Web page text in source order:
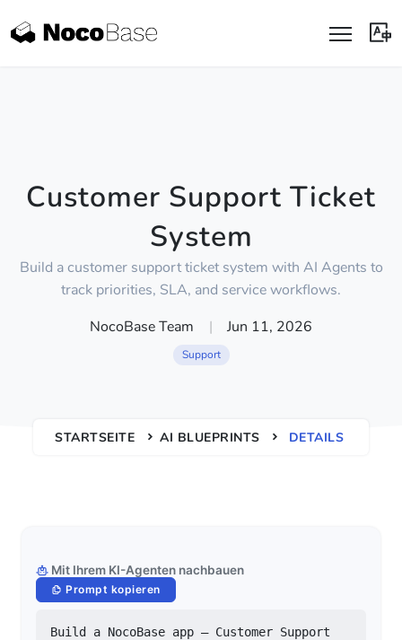
Customer Support Ticket
System
Build a customer support ticket system with AI Agents to
track priorities, SLA, and service workflows.
NocoBase Team
| Jun 11, 2026
Support
STARTSEITE AI BLUEPRINTS DETAILS
Mit Ihrem KI-Agenten nachbauen
Prompt kopieren
Build a NocoBase app — Customer Support